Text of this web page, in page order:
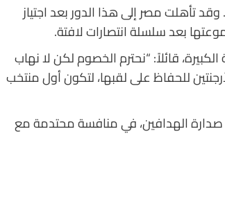
عام 1928، حيث فازت الأرجنتين. وقد تأهلت مصر إلى هذا الدور بعد اجتياز
بعد سلسلة انتصارات لافتة.
قائلاً: “نحترم الخصوم لكن لا نهاب
للحفاظ على لقبها، لتكون أول منتخب
هدفًا، لتعزيز رصيده في صدارة الهدافين، في منافسة محتدمة مع